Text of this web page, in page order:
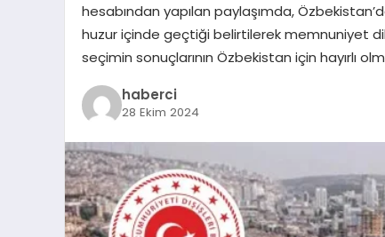
hesabından yapılan paylaşımda,
huzur içinde geçtiği belirtilerek memnuniyet
seçimin sonuçlarının Özbekistan için hayırlı
haberci
28 Ekim 2024